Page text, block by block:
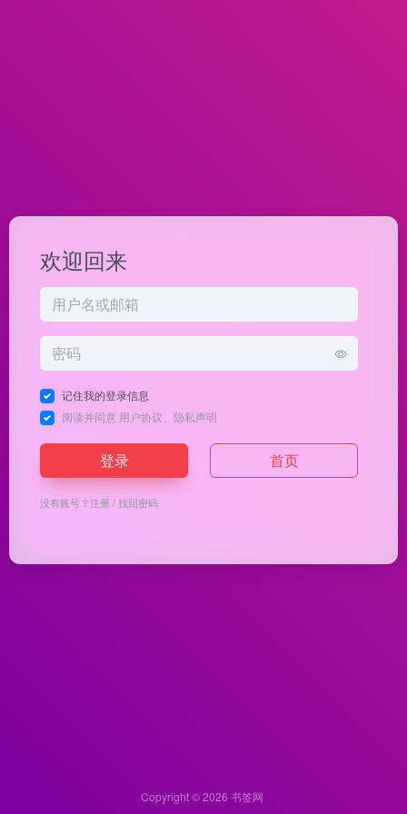
欢迎回来
记住我的登录信息
阅读并同意 用户协议 隐私声明
登录 首页
没有账号？注册/找回密码
Copyright © 2026 书签网